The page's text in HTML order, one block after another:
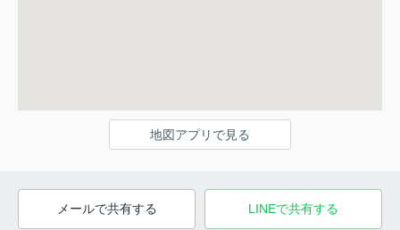
地図アプリで見る
メールで共有する LINEで共有する